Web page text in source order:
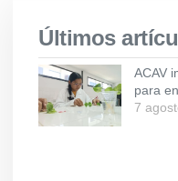
Últimos
ACAV
para
7